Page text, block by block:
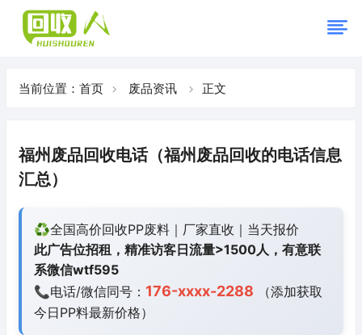
当前位置： 首页 废品资讯 正文
福州废品回收电话（福州废品回收的电话信息
汇总）
♻️全国高价回收PP废料｜厂家直收｜当天报价
此广告位招租，精准访客日流量>1500人，有意联
系微信wtf595
📞电话/微信同号： 176-xxxx-2288 （添加获取
今日PP料最新价格）